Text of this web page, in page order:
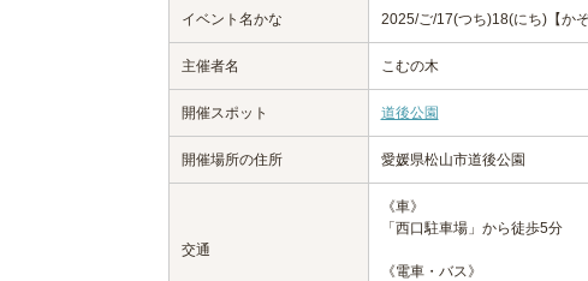
イベント名かな 2025/ご/17(つち)18(にち)【か
主催者名 こむの木
開催スポット 道後公園
開催場所の住所 愛媛県松山市道後公園
交通
《車》
「西口駐車場」から徒歩5分
《電車・バス》